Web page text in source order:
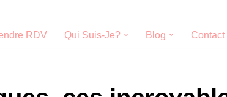
RDV Qui Suis-Je? Blog Contact